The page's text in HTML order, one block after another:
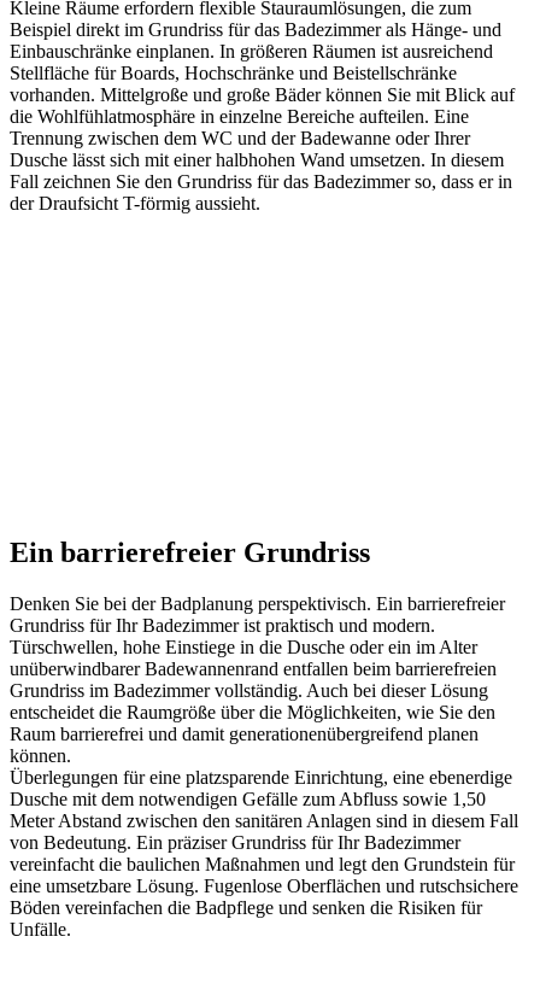
Kleine Räume erfordern flexible Stauraumlösungen, die zum
Beispiel direkt im Grundriss für das Badezimmer als Hänge- und
Einbauschränke einplanen. In größeren Räumen ist ausreichend
Stellfläche für Boards, Hochschränke und Beistellschränke
vorhanden. Mittelgroße und große Bäder können Sie mit Blick auf
die Wohlfühlatmosphäre in einzelne Bereiche aufteilen. Eine
Trennung zwischen dem WC und der Badewanne oder Ihrer
Dusche lässt sich mit einer halbhohen Wand umsetzen. In diesem
Fall zeichnen Sie den Grundriss für das Badezimmer so, dass er in
der Draufsicht T-förmig aussieht.
Ein barrierefreier Grundriss
Denken Sie bei der Badplanung perspektivisch. Ein barrierefreier
Grundriss für Ihr Badezimmer ist praktisch und modern.
Türschwellen, hohe Einstiege in die Dusche oder ein im Alter
unüberwindbarer Badewannenrand entfallen beim barrierefreien
Grundriss im Badezimmer vollständig. Auch bei dieser Lösung
entscheidet die Raumgröße über die Möglichkeiten, wie Sie den
Raum barrierefrei und damit generationenübergreifend planen
können.
Überlegungen für eine platzsparende Einrichtung, eine ebenerdige
Dusche mit dem notwendigen Gefälle zum Abfluss sowie 1,50
Meter Abstand zwischen den sanitären Anlagen sind in diesem Fall
von Bedeutung. Ein präziser Grundriss für Ihr Badezimmer
vereinfacht die baulichen Maßnahmen und legt den Grundstein für
eine umsetzbare Lösung. Fugenlose Oberflächen und rutschsichere
Böden vereinfachen die Badpflege und senken die Risiken für
Unfälle.